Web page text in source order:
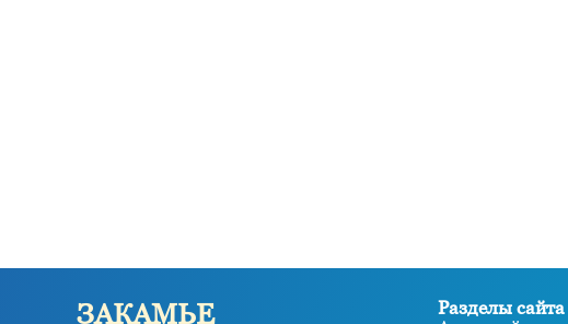
ЗАКАМЬЕ
Разделы сайта